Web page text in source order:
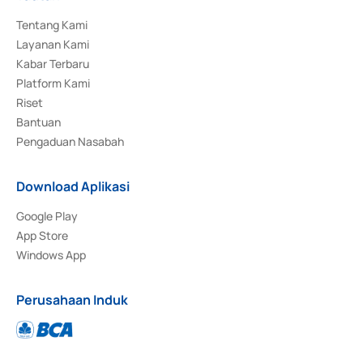
Tentang Kami
Layanan Kami
Kabar Terbaru
Platform Kami
Riset
Bantuan
Pengaduan Nasabah
Download Aplikasi
Google Play
App Store
Windows App
Perusahaan Induk